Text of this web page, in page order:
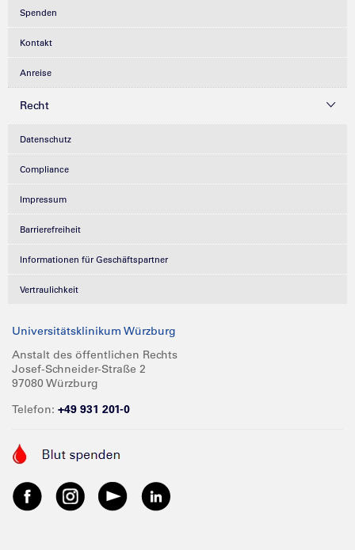
Spenden
Kontakt
Anreise
Recht
Datenschutz
Compliance
Impressum
Barrierefreiheit
Informationen für Geschäftspartner
Vertraulichkeit
Universitätsklinikum Würzburg
Anstalt des öffentlichen Rechts
Josef-Schneider-Straße 2
97080 Würzburg
Telefon: +49 931 201-0